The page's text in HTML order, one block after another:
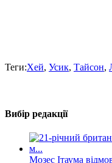
Теги:Хей, Усик, Тайсон,
Вибір редакції
Мозес Ітаума